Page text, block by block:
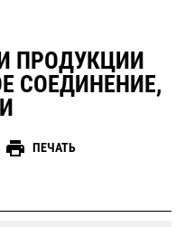
ПРОДУКЦИИ
СОЕДИНЕНИЕ,
print ПЕЧАТЬ